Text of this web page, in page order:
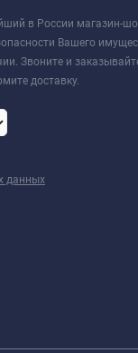
в России магазин-
Вашего
Звоните и
доставку.
данных